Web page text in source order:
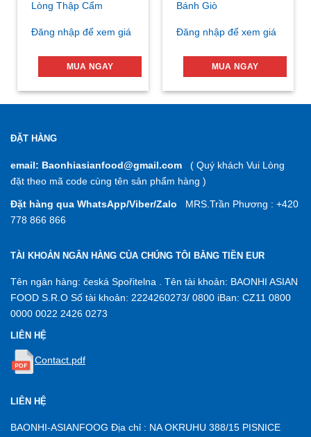
Lòng Thập Cẩm
Đăng nhập để xem giá
MUA NGAY
Bánh Giò
Đăng nhập để xem giá
MUA NGAY
ĐẶT HÀNG
email: Baonhiasianfood@gmail.com ( Quý khách Vui Lòng
đặt theo mã code cùng tên sản phẩm hàng )
Đặt hàng qua WhatsApp/Viber/Zalo MRS.Trần Phương : +420
778 866 866
TÀI KHOẢN NGÂN HÀNG CỦA CHÚNG TÔI BẰNG TIỀN EUR
Tên ngân hàng: česká Spořitelna . Tên tài khoản: BAONHI ASIAN
FOOD S.R.O Số tài khoản: 2224260273/ 0800 iBan: CZ11 0800
0000 0022 2426 0273
LIÊN HỆ
Contact.pdf
LIÊN HỆ
BAONHI-ASIANFOOG Địa chỉ : NA OKRUHU 388/15 PISNICE